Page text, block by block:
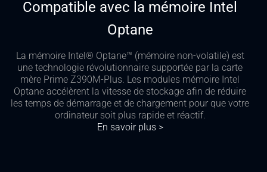
Compatible avec la mémoire Intel
Optane
La mémoire Intel® Optane™ (mémoire non-volatile) est
une technologie révolutionnaire supportée par la carte
mère Prime Z390M-Plus. Les modules mémoire Intel
Optane accélèrent la vitesse de stockage afin de réduire
les temps de démarrage et de chargement pour que votre
ordinateur soit plus rapide et réactif.
En savoir plus >